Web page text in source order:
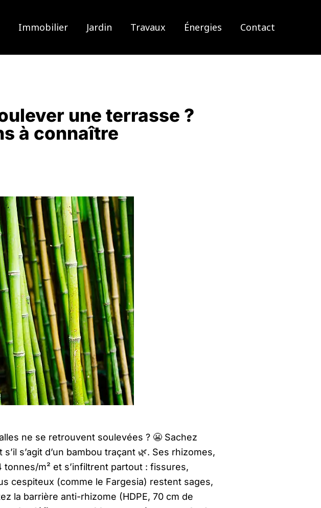
Immobilier Jardin Travaux Énergies Contact
une terrasse ?
à connaître
ne se retrouvent soulevées ? 😬 Sachez
s’agit d’un bambou traçant 🌿. Ses rhizomes,
m² et s’infiltrent partout : fissures,
cespiteux (comme le Fargesia) restent sages,
la barrière anti-rhizome (HDPE, 70 cm de